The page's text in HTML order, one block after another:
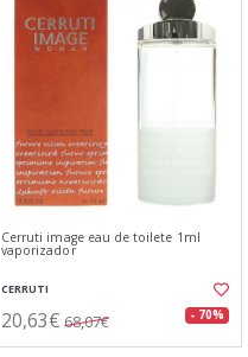
Cerruti image eau de toilete 1ml
vaporizador
CERRUTI
20,63€ 68,07€ - 70%